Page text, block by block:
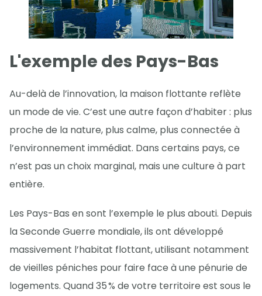
L'exemple des Pays-Bas
Au-delà de l’innovation, la maison flottante reflète
un mode de vie. C’est une autre façon d’habiter : plus
proche de la nature, plus calme, plus connectée à
l’environnement immédiat. Dans certains pays, ce
n’est pas un choix marginal, mais une culture à part
entière.
Les Pays-Bas en sont l’exemple le plus abouti. Depuis
la Seconde Guerre mondiale, ils ont développé
massivement l’habitat flottant, utilisant notamment
de vieilles péniches pour faire face à une pénurie de
logements. Quand 35 % de votre territoire est sous le